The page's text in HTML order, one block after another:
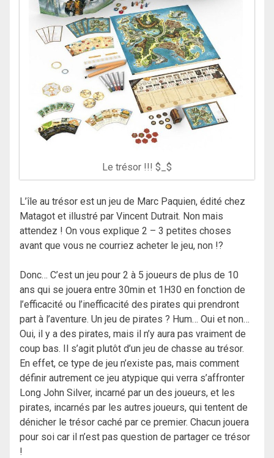
Le trésor !!! $_$
L’île au trésor est un jeu de Marc Paquien, édité chez
Matagot et illustré par Vincent Dutrait. Non mais
attendez ! On vous explique 2 – 3 petites choses
avant que vous ne courriez acheter le jeu, non !?
Donc… C’est un jeu pour 2 à 5 joueurs de plus de 10
ans qui se jouera entre 30min et 1H30 en fonction de
l’efficacité ou l’inefficacité des pirates qui prendront
part à l’aventure. Un jeu de pirates ? Hum… Oui et non…
Oui, il y a des pirates, mais il n’y aura pas vraiment de
coup bas. Il s’agit plutôt d’un jeu de chasse au trésor.
En effet, ce type de jeu n’existe pas, mais comment
définir autrement ce jeu atypique qui verra s’affronter
Long John Silver, incarné par un des joueurs, et les
pirates, incarnés par les autres joueurs, qui tentent de
dénicher le trésor caché par ce premier. Chacun jouera
pour soi car il n’est pas question de partager ce trésor
!